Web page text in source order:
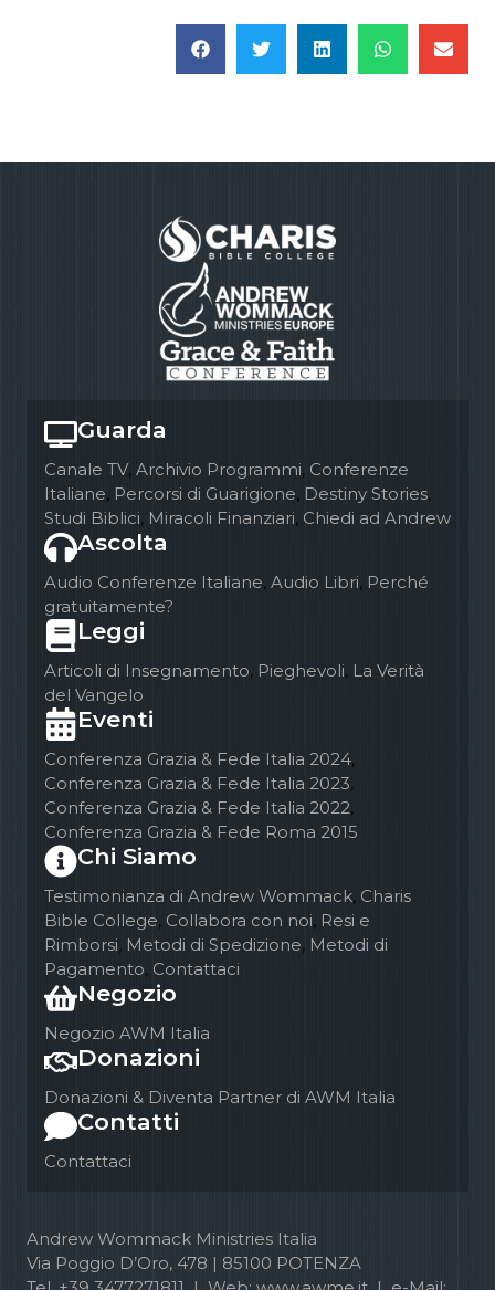
Guarda
Canale TV, Archivio Programmi, Conferenze
Italiane, Percorsi di Guarigione, Destiny Stories,
Studi Biblici, Miracoli Finanziari, Chiedi ad Andrew
Ascolta
Audio Conferenze Italiane, Audio Libri, Perché
gratuitamente?
Leggi
Articoli di Insegnamento, Pieghevoli, La Verità
del Vangelo
Eventi
Conferenza Grazia & Fede Italia 2024,
Conferenza Grazia & Fede Italia 2023,
Conferenza Grazia & Fede Italia 2022,
Conferenza Grazia & Fede Roma 2015
Chi Siamo
Testimonianza di Andrew Wommack, Charis
Bible College, Collabora con noi, Resi e
Rimborsi, Metodi di Spedizione, Metodi di
Pagamento, Contattaci
Negozio
Negozio AWM Italia
Donazioni
Donazioni & Diventa Partner di AWM Italia
Contatti
Contattaci
Andrew Wommack Ministries Italia
Via Poggio D’Oro, 478 | 85100 POTENZA